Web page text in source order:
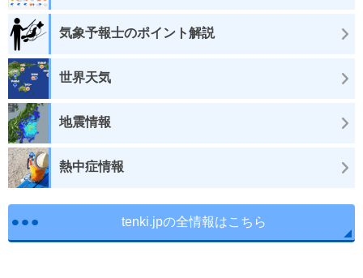
気象予報士のポイント解説
世界天気
地震情報
熱中症情報
tenki.jpの全情報はこちら